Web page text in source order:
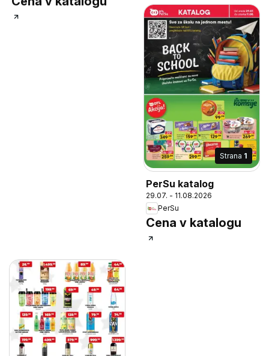
Strana 1
PerSu katalog
29.07. - 11.08.2026
PerSu
Cena v katalogu